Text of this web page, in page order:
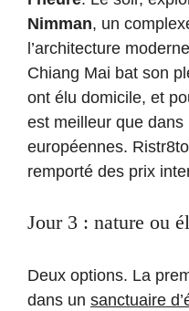
Nimman, un
l’architecture
Chiang Mai bat son
ont élu domicile, et
est meilleur que
européennes.
remporté des prix
Jour 3 : nature ou
Deux options. La
dans un sanctuaire